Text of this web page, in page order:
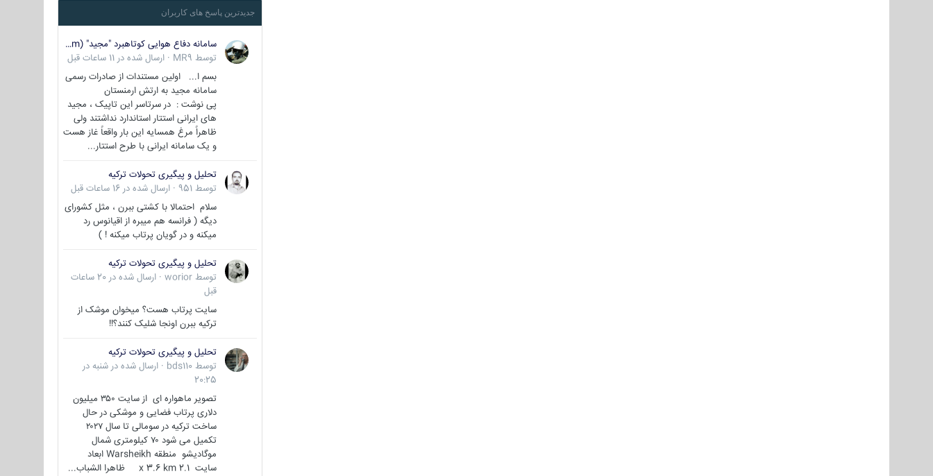
جدیدترین پاسخ های کاربران
سامانه دفاع هوایی کوتاهبرد "مجید" (Majid/air defense system)
توسط MR9
· ارسال شده در 11 ساعات قبل
بسم ا... اولین مستندات از صادرات رسمی
سامانه مجید به ارتش ارمنستان
پی نوشت : در سرتاسر این تاپیک ، مجید
های ایرانی استتار استاندارد نداشتند ولی
ظاهراً مرغ همسایه این بار واقعاً غاز هست
و یک سامانه ایرانی با طرح استتار...
تحلیل و پیگیری تحولات ترکیه
توسط 951
· ارسال شده در 16 ساعات قبل
سلام احتمالا با کشتی ببرن ، مثل کشورای
دیگه ( فرانسه هم میبره از اقیانوس رد
میکنه و در گویان پرتاب میکنه ! )
تحلیل و پیگیری تحولات ترکیه
توسط worior
· ارسال شده در
20 ساعات
قبل
سایت پرتاب هست؟ میخوان موشک از
ترکیه ببرن اونجا شلیک کنند؟!!
تحلیل و پیگیری تحولات ترکیه
توسط bds110
· ارسال شده در شنبه در
20:25
تصویر ماهواره ای از سایت ۳۵۰ میلیون
دلاری پرتاب فضایی و موشکی در حال
ساخت ترکیه در سومالی تا سال ۲۰۲۷
تکمیل می شود ۷۰ کیلومتری شمال
موگادیشو منطقه Warsheikh ابعاد
سایت 2.1 x 3.6 km ظاهرا الشباب...